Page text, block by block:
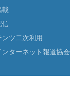
載
信
ンツ二次利用
ンターネット報道協会